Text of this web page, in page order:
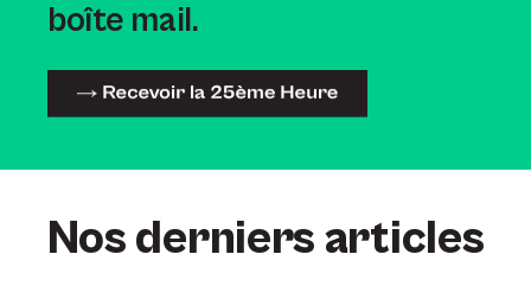
boîte mail.
Nos derniers articles